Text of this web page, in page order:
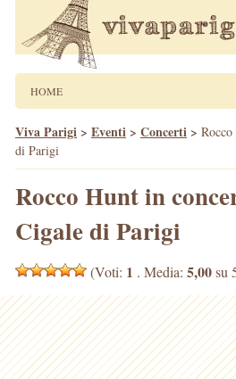
HOME
Viva Parigi > Eventi > Concerti >
di Parigi
Rocco Hunt in
Cigale di Parigi
(Voti: 1 . Media: 5,00su